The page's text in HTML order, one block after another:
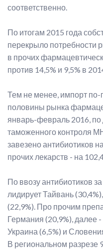
соответственно.
По итогам 2015 года
перекрыло потребности
в прочих
против 14,5% и 9,5% в
Тем не менее, импорт
половины рынка
январь-февраль 2016,
таможенного контроля
завезено антибиотиков
прочих лекарств - на
По ввозу антибиотиков
лидирует Тайвань
(22,9%). Про прочим
Германия (20,9%), далее
Украина (6,5%) и
В региональном разрезе